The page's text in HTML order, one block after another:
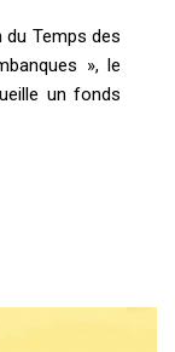
du Temps des
», le
un fonds